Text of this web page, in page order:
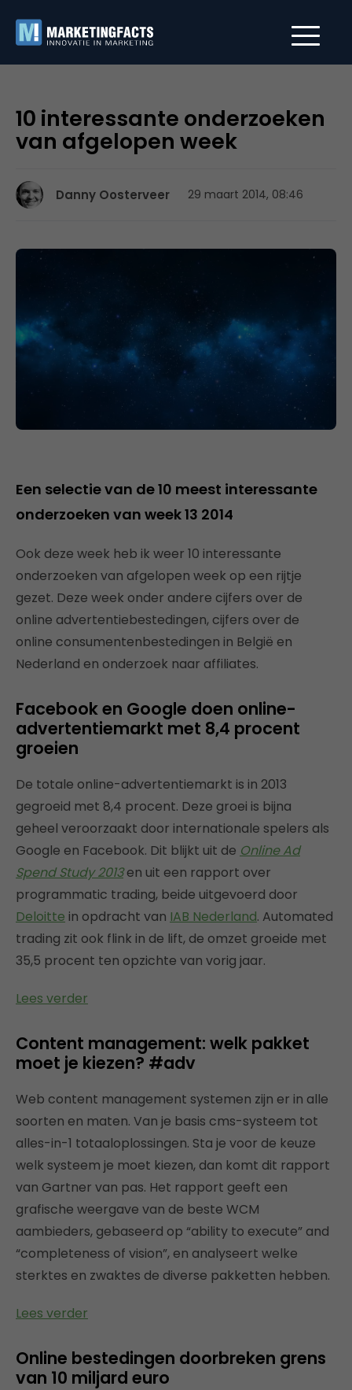
10 interessante onderzoeken
van afgelopen week
Danny Oosterveer 29 maart 2014, 08:46
Een selectie van de 10 meest interessante
onderzoeken van week 13 2014
Ook deze week heb ik weer 10 interessante
onderzoeken van afgelopen week op een rijtje
gezet. Deze week onder andere cijfers over de
online advertentiebestedingen, cijfers over de
online consumentenbestedingen in België en
Nederland en onderzoek naar affiliates.
Facebook en Google doen online-
advertentiemarkt met 8,4 procent
groeien
De totale online-advertentiemarkt is in 2013
gegroeid met 8,4 procent. Deze groei is bijna
geheel veroorzaakt door internationale spelers als
Google en Facebook. Dit blijkt uit de Online Ad
Spend Study 2013en uit een rapport over
programmatic trading, beide uitgevoerd door
Deloitte in opdracht van IAB Nederland. Automated
trading zit ook flink in de lift, de omzet groeide met
35,5 procent ten opzichte van vorig jaar.
Lees verder
Content management: welk pakket
moet je kiezen? #adv
Web content management systemen zijn er in alle
soorten en maten. Van je basis cms-systeem tot
alles-in-1 totaaloplossingen. Sta je voor de keuze
welk systeem je moet kiezen, dan komt dit rapport
van Gartner van pas. Het rapport geeft een
grafische weergave van de beste WCM
aambieders, gebaseerd op “ability to execute” and
“completeness of vision”, en analyseert welke
sterktes en zwaktes de diverse pakketten hebben.
Lees verder
Online bestedingen doorbreken grens
van 10 miljard euro